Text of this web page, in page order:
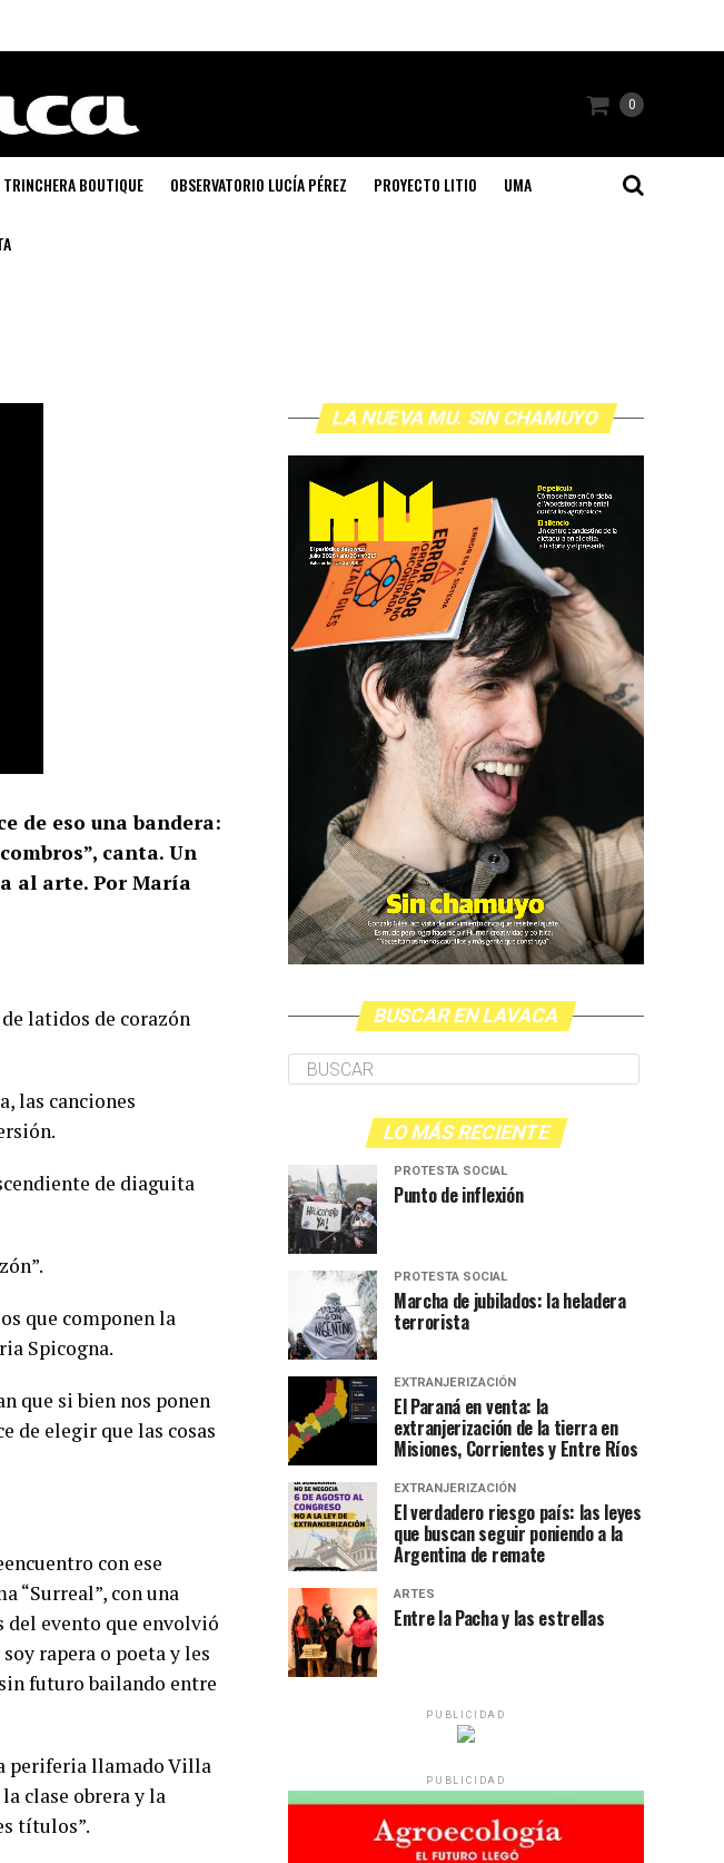
0
BOUTIQUE OBSERVATORIO LUCÍA PÉREZ PROYECTO LITIO UMA
de eso una bandera:
canta. Un
al arte. Por María
latidos de corazón
las canciones
de diaguita
que componen la
Spicogna.
que si bien nos ponen
de elegir que las cosas
con ese
“Surreal”, con una
del evento que envolvió
rapera o poeta y les
futuro bailando entre
periferia llamado Villa
clase obrera y la
títulos”.
LA NUEVA MU. SIN CHAMUYO
BUSCAR EN LAVACA
LO MÁS RECIENTE
PROTESTA SOCIAL
Punto de inflexión
PROTESTA SOCIAL
Marcha de jubilados: la heladera
terrorista
EXTRANJERIZACIÓN
El Paraná en venta: la
extranjerización de la tierra en
Misiones, Corrientes y Entre Ríos
EXTRANJERIZACIÓN
El verdadero riesgo país: las leyes
que buscan seguir poniendo a la
Argentina de remate
ARTES
Entre la Pacha y las estrellas
PUBLICIDAD
PUBLICIDAD